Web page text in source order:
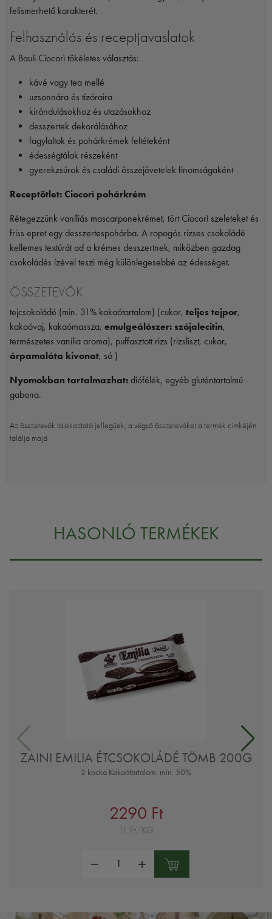
felismerhető karakterét.
Felhasználás és receptjavaslatok
A Bauli Ciocorì tökéletes választás:
kávé vagy tea mellé
uzsonnára és tízóraira
kirándulásokhoz és utazásokhoz
desszertek dekorálásához
fagylaltok és pohárkrémek feltéteként
édességtálak részeként
gyerekzsúrok és családi összejövetelek finomságaként
Receptötlet: Ciocorì pohárkrém
Rétegezzünk vaníliás mascarponekrémet, tört Ciocorì szeleteket és
friss epret egy desszertespohárba. A ropogós rizses csokoládé
kellemes textúrát ad a krémes desszertnek, miközben gazdag
csokoládés ízével teszi még különlegesebbé az édességet.
ÖSSZETEVŐK
tejcsokoládé (min. 31% kakaótartalom) (cukor, teljes tejpor,
kakaóvaj, kakaómassza, emulgeálószer: szójalecitin,
természetes vanília aroma), puffasztott rizs (rizsliszt, cukor,
árpamaláta kivonat, só )
Nyomokban tartalmazhat: diófélék, egyéb gluténtartalmú
gabona.
Az összetevők tájékoztató jellegűek, a végső összetevőket a termék cimkéjén
találja majd
HASONLÓ TERMÉKEK
ZAINI EMILIA ÉTCSOKOLÁDÉ TÖMB 200G
2 kocka Kakaótartalom: min. 50%
2290 Ft
11 Ft/KG